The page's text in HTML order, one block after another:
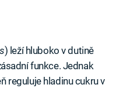
) leží hluboko v dutině
funkce. Jednak
reguluje hladinu cukru v